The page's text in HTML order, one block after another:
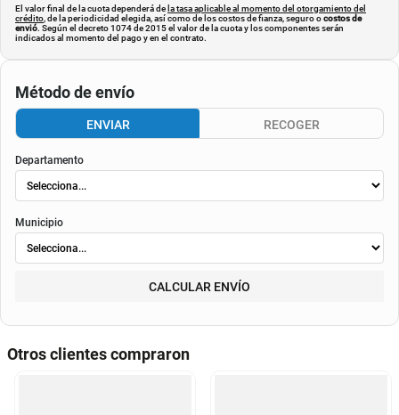
El valor final de la cuota dependerá de la tasa aplicable al momento del otorgamiento del
crédito , de la periodicidad elegida, así como de los costos de fianza, seguro ocostos de
envió. Según el decreto 1074 de 2015 el valor de la cuota y los componentes serán
indicados al momento del pago y en el contrato.
Método de envío
ENVIAR RECOGER
Departamento
Municipio
CALCULAR ENVÍO
Otros clientes compraron